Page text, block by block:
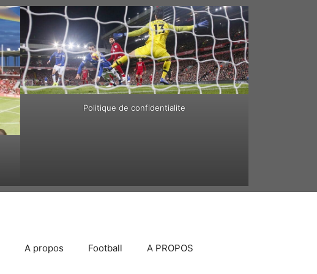
Politique de confidentialite
A propos Football A PROPOS